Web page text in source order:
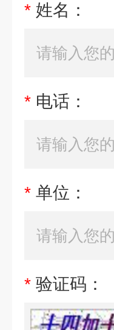
* 姓名：
* 电话：
* 单位：
* 验证码：